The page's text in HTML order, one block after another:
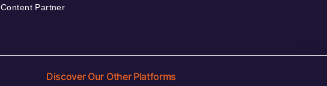
Content Partner
Discover Our Other Platforms